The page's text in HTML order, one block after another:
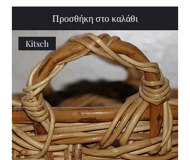
Προσθήκη στο καλάθι
Kitsch